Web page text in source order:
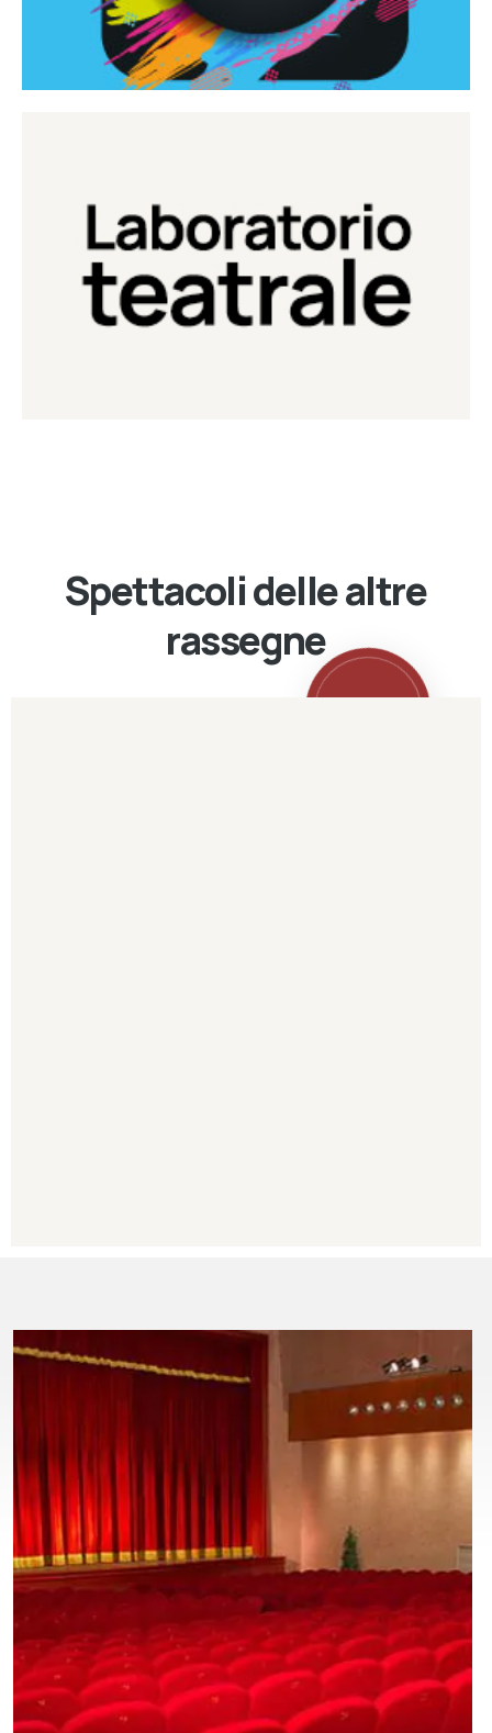
Laboratorio Teatrale
Laboratorio di teatro del Teatro Eduardo de Filippo
Continua
Spettacoli delle altre
rassegne